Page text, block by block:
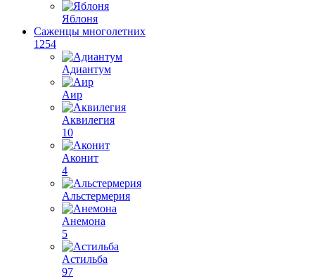
Яблоня
Саженцы многолетних
1254
Адиантум
Аир
Аквилегия
10
Аконит
4
Альстермерия
Анемона
5
Астильба
97